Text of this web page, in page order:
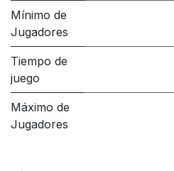
Mínimo de
Jugadores
Tiempo de
juego
Máximo de
Jugadores